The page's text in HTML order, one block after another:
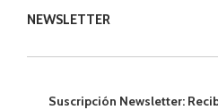
NEWSLETTER
Suscripción Newsletter: